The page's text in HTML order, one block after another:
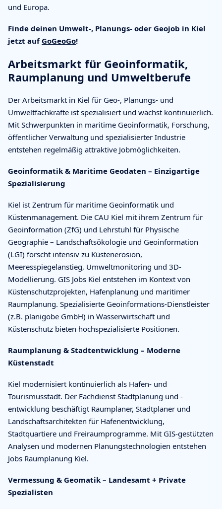
und Europa.
Finde deinen Umwelt-, Planungs- oder Geojob in Kiel
jetzt auf GoGeoGo!
Arbeitsmarkt für Geoinformatik,
Raumplanung und Umweltberufe
Der Arbeitsmarkt in Kiel für Geo-, Planungs- und
Umweltfachkräfte ist spezialisiert und wächst kontinuierlich.
Mit Schwerpunkten in maritime Geoinformatik, Forschung,
öffentlicher Verwaltung und spezialisierter Industrie
entstehen regelmäßig attraktive Jobmöglichkeiten.
Geoinformatik & Maritime Geodaten – Einzigartige
Spezialisierung
Kiel ist Zentrum für maritime Geoinformatik und
Küstenmanagement. Die CAU Kiel mit ihrem Zentrum für
Geoinformation (ZfG) und Lehrstuhl für Physische
Geographie – Landschaftsökologie und Geoinformation
(LGI) forscht intensiv zu Küstenerosion,
Meeresspiegelanstieg, Umweltmonitoring und 3D-
Modellierung. GIS Jobs Kiel entstehen im Kontext von
Küstenschutzprojekten, Hafenplanung und maritimer
Raumplanung. Spezialisierte Geoinformations-Dienstleister
(z.B. planigobe GmbH) in Wasserwirtschaft und
Küstenschutz bieten hochspezialisierte Positionen.
Raumplanung & Stadtentwicklung – Moderne
Küstenstadt
Kiel modernisiert kontinuierlich als Hafen- und
Tourismusstadt. Der Fachdienst Stadtplanung und -
entwicklung beschäftigt Raumplaner, Stadtplaner und
Landschaftsarchitekten für Hafenentwicklung,
Stadtquartiere und Freiraumprogramme. Mit GIS-gestützten
Analysen und modernen Planungstechnologien entstehen
Jobs Raumplanung Kiel.
Vermessung & Geomatik – Landesamt + Private
Spezialisten